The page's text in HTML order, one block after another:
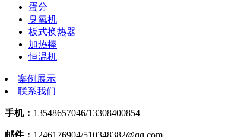
蛋分
臭氧机
板式换热器
加热棒
恒温机
案例展示
联系我们
手机： 13548657046/13308400854
邮件： 1246176904/510348382@qq.com